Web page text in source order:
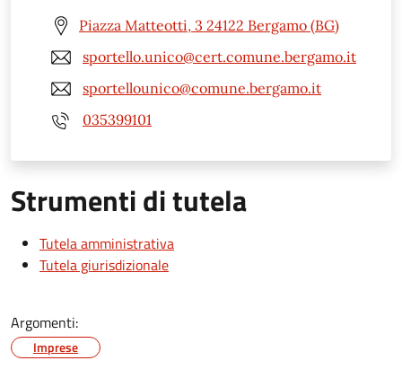
Piazza Matteotti, 3 24122 Bergamo (BG)
sportello.unico@cert.comune.bergamo.it
sportellounico@comune.bergamo.it
035399101
Strumenti di tutela
Tutela amministrativa
Tutela giurisdizionale
Argomenti:
Imprese